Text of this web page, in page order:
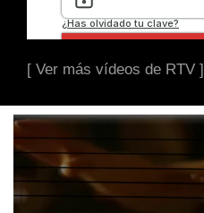
[ Ver más vídeos de RTV ]